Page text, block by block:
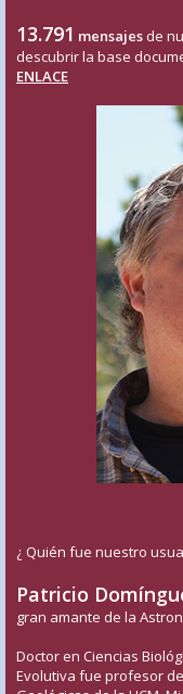
13.791 mensajes de
descubrir la base
ENLACE
¿ Quién fue nuestro
Patricio
gran amante de la
Doctor en Ciencias
Evolutiva fue profesor